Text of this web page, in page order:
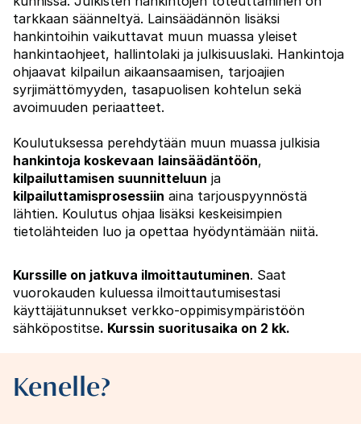
tarkkaan säänneltyä. Lainsäädännön lisäksi
hankintoihin vaikuttavat muun muassa yleiset
hankintaohjeet, hallintolaki ja julkisuuslaki. Hankintoja
ohjaavat kilpailun aikaansaamisen, tarjoajien
syrjimättömyyden, tasapuolisen kohtelun sekä
avoimuuden periaatteet.
Koulutuksessa perehdytään muun muassa julkisia
hankintoja koskevaan lainsäädäntöön,
kilpailuttamisen suunnitteluun ja
kilpailuttamisprosessiin aina tarjouspyynnöstä
lähtien. Koulutus ohjaa lisäksi keskeisimpien
tietolähteiden luo ja opettaa hyödyntämään niitä.
Kurssille on jatkuva ilmoittautuminen. Saat
vuorokauden kuluessa ilmoittautumisestasi
käyttäjätunnukset verkko-oppimisympäristöön
sähköpostitse. Kurssin suoritusaika on 2 kk.
Kenelle?